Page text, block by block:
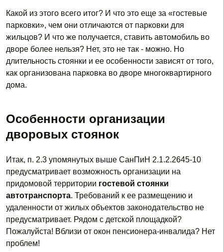
Какой из этого всего итог? И что это еще за «гостевые
парковки», чем они отличаются от парковки для
жильцов? И что же получается, ставить автомобиль во
дворе более нельзя? Нет, это не так - можно. Но
длительность стоянки и ее особенности зависят от того,
как организована парковка во дворе многоквартирного
дома.
Особенности организации
дворовых стоянок
Итак, п. 2.3 упомянутых выше СанПиН 2.1.2.2645-10
предусматривает возможность организации на
придомовой территории гостевой стоянки
автотранспорта. Требований к ее размещению и
удаленности от жилых объектов законодательство не
предусматривает. Рядом с детской площадкой?
Пожалуйста! Вблизи от окон пенсионера-инвалида? Нет
проблем!